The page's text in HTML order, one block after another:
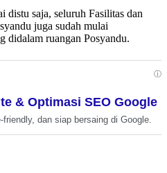
distu saja, seluruh Fasilitas dan
juga sudah mulai
didalam ruangan Posyandu.
ⓘ
& Optimasi SEO Google
dan siap bersaing di Google.